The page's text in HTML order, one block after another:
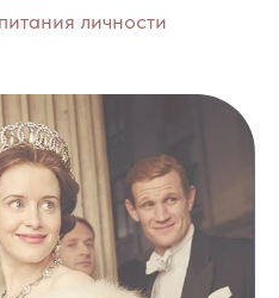
личности